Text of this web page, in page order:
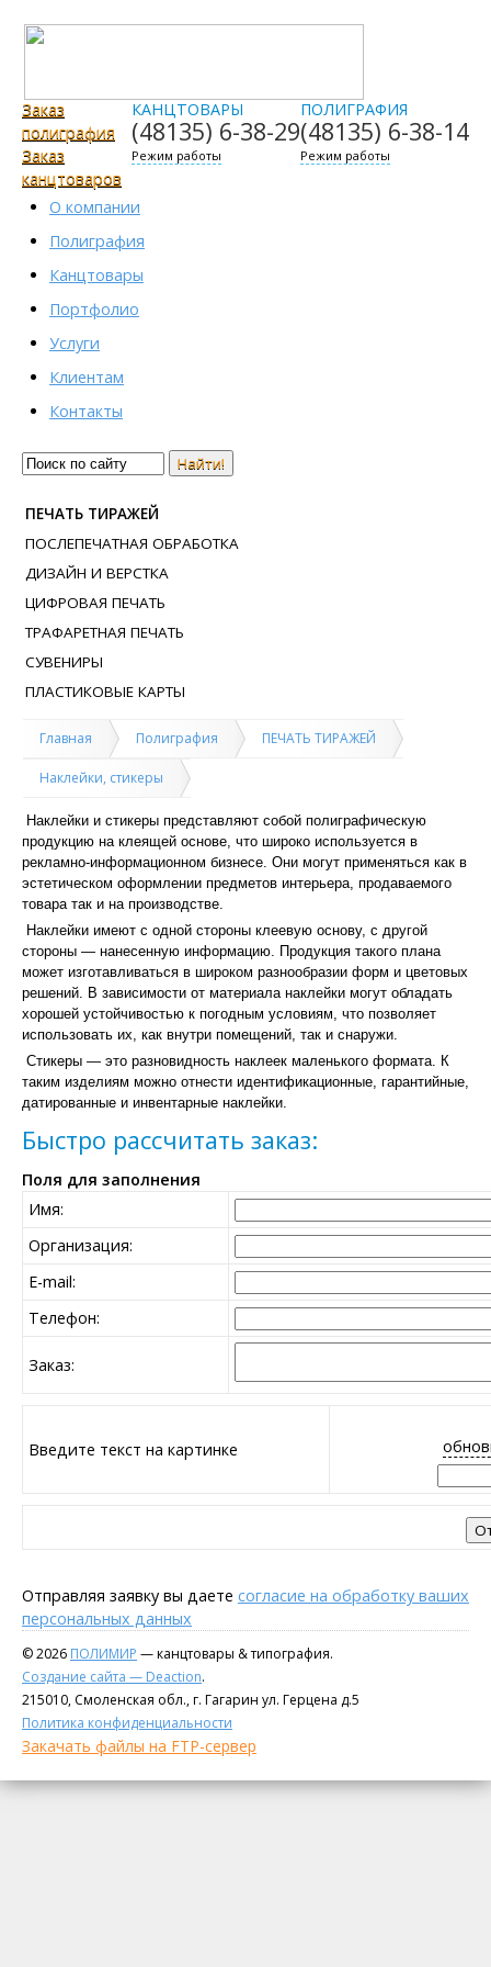
ПОЛИГРАФИЯ
(48135) 6-38-14
Режим работы
КАНЦТОВАРЫ
(48135) 6-38-29
Режим работы
Заказ
полиграфия
Заказ
канцтоваров
О компании
Полиграфия
Канцтовары
Портфолио
Услуги
Клиентам
Контакты
Найти!
ПЕЧАТЬ ТИРАЖЕЙ
ПОСЛЕПЕЧАТНАЯ ОБРАБОТКА
ДИЗАЙН И ВЕРСТКА
ЦИФРОВАЯ ПЕЧАТЬ
ТРАФАРЕТНАЯ ПЕЧАТЬ
СУВЕНИРЫ
ПЛАСТИКОВЫЕ КАРТЫ
Главная Полиграфия ПЕЧАТЬ ТИРАЖЕЙ
Наклейки, стикеры
Наклейки и стикеры представляют собой полиграфическую
продукцию на клеящей основе, что широко используется в
рекламно-информационном бизнесе. Они могут применяться как в
эстетическом оформлении предметов интерьера, продаваемого
товара так и на производстве.
Наклейки имеют с одной стороны клеевую основу, с другой
стороны — нанесенную информацию. Продукция такого плана
может изготавливаться в широком разнообразии форм и цветовых
решений. В зависимости от материала наклейки могут обладать
хорошей устойчивостью к погодным условиям, что позволяет
использовать их, как внутри помещений, так и снаружи.
Стикеры — это разновидность наклеек маленького формата. К
таким изделиям можно отнести идентификационные, гарантийные,
датированные и инвентарные наклейки.
Быстро рассчитать заказ:
Поля для заполнения
Имя:
Организация:
E-mail:
Телефон:
Заказ:
Введите текст на картинке
Отправляя заявку вы даете согласие на обработку ваших
персональных данных
© 2026 ПОЛИМИР — канцтовары & типография.
Создание сайта — Deaction.
215010, Смоленская обл., г. Гагарин ул. Герцена д.5
Политика конфиденциальности
Закачать файлы на FTP-сервер